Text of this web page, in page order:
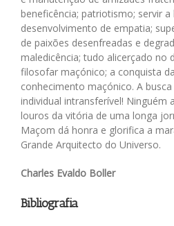
beneficência; patriotismo; servir a
desenvolvimento de empatia;
de paixões desenfreadas e
maledicência; tudo alicerçado no
filosofar maçónico; a conquista
conhecimento maçónico. A
individual intransferível! Ninguém
louros da vitória de uma longa
Maçom dá honra e glorifica a
Grande Arquitecto do Universo.
Charles Evaldo Boller
Bibliografia